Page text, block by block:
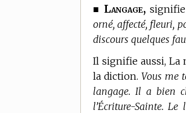
■ Langage, signifie
orné, affecté, fleuri,
discours quelques
Il signifie aussi, La
la diction.Vous me
langage. Il a bien
l’Écriture-Sainte.